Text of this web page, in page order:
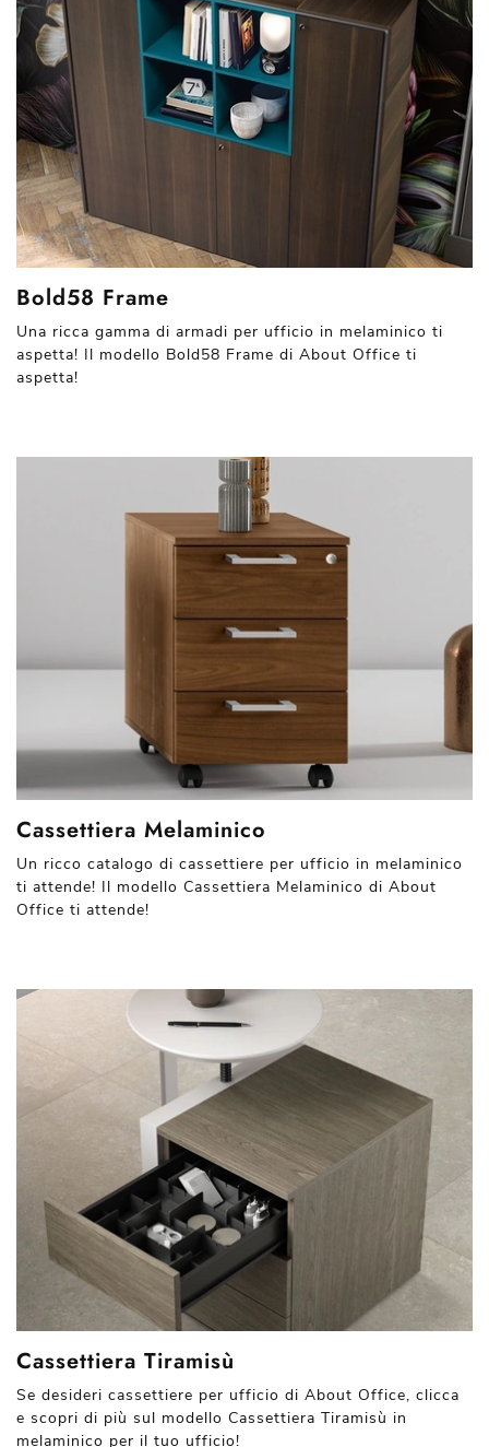
Bold58 Frame
Una ricca gamma di armadi per ufficio in melaminico ti
aspetta! Il modello Bold58 Frame di About Office ti
aspetta!
Cassettiera Melaminico
Un ricco catalogo di cassettiere per ufficio in melaminico
ti attende! Il modello Cassettiera Melaminico di About
Office ti attende!
Cassettiera Tiramisù
Se desideri cassettiere per ufficio di About Office, clicca
e scopri di più sul modello Cassettiera Tiramisù in
melaminico per il tuo ufficio!